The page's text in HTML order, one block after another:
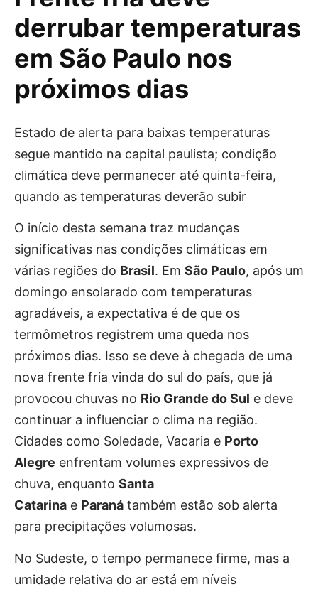
derrubar temperaturas
em São Paulo nos
próximos dias
Estado de alerta para baixas temperaturas
segue mantido na capital paulista; condição
climática deve permanecer até quinta-feira,
quando as temperaturas deverão subir
O início desta semana traz mudanças
significativas nas condições climáticas em
várias regiões do Brasil. Em São Paulo, após um
domingo ensolarado com temperaturas
agradáveis, a expectativa é de que os
termômetros registrem uma queda nos
próximos dias. Isso se deve à chegada de uma
nova frente fria vinda do sul do país, que já
provocou chuvas no Rio Grande do Sul e deve
continuar a influenciar o clima na região.
Cidades como Soledade, Vacaria e Porto
Alegre enfrentam volumes expressivos de
chuva, enquanto Santa
Catarina e Paraná também estão sob alerta
para precipitações volumosas.
No Sudeste, o tempo permanece firme, mas a
umidade relativa do ar está em níveis